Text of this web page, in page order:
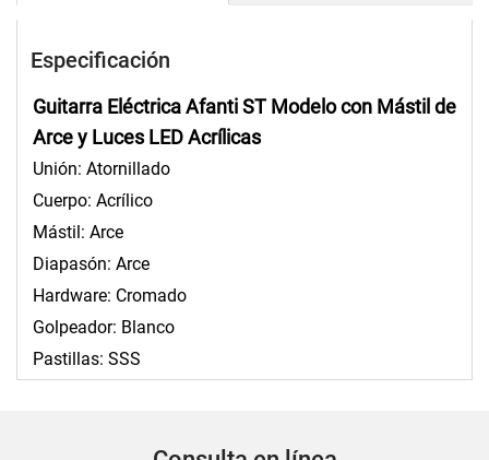
Especificación
Guitarra Eléctrica Afanti ST Modelo con Mástil de
Arce y Luces LED Acrílicas
Unión: Atornillado
Cuerpo: Acrílico
Mástil: Arce
Diapasón: Arce
Hardware: Cromado
Golpeador: Blanco
Pastillas: SSS